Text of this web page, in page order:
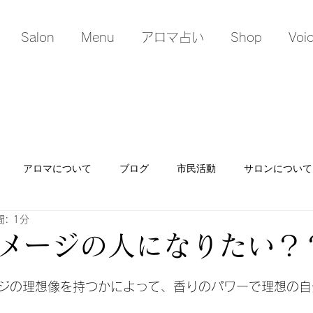
Salon Menu アロマ占い Shop
アロマについて ブログ 市民活動 サロンについて
ージの人になりたい？
: 1分
の理想像を持つかによって、香りのパワーで理想の